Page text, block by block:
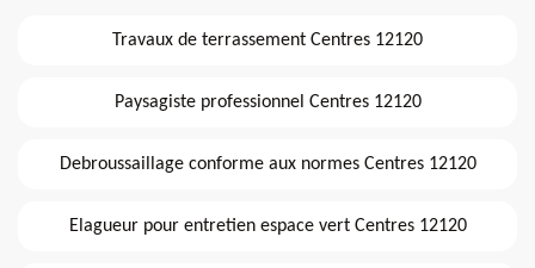
Travaux de terrassement Centres 12120
Paysagiste professionnel Centres 12120
Debroussaillage conforme aux normes Centres 12120
Elagueur pour entretien espace vert Centres 12120